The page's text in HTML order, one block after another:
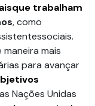
trabalham
, como
mais
para avançar
Nações Unidas